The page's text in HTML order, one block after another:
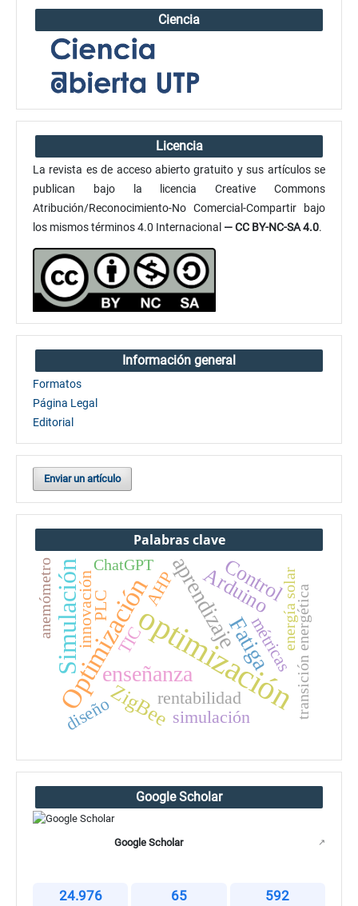
Ciencia
Licencia
La revista es de acceso abierto gratuito y sus artículos se
publican bajo la licencia Creative Commons
Atribución/Reconocimiento-No Comercial-Compartir bajo
los mismos términos 4.0 Internacional — CC BY-NC-SA 4.0.
Información general
Formatos
Página Legal
Editorial
Enviar un artículo
Palabras clave
optimización
Optimización
Simulación Fatiga
enseñanza
aprendizaje
Arduino
ZigBee
Control
métricas
TIC
innovaciónPLC
rentabilidad
simulación
AHP
diseño
anemómetro ChatGPT
transición energética
energía solar
Google Scholar
Google Scholar ↗
24.976 65 592